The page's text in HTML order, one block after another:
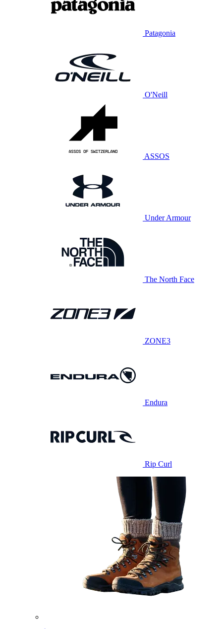
Patagonia
O'Neill
ASSOS
Under Armour
The North Face
ZONE3
Endura
Rip Curl